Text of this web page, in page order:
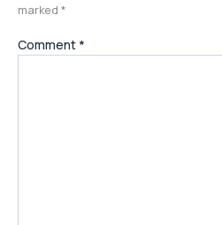
marked *
Comment *